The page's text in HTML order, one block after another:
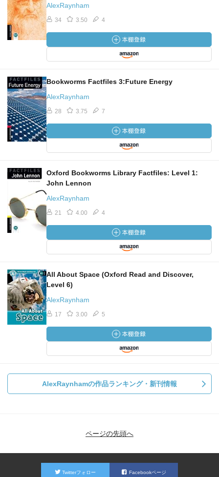
AlexRaynham
34 3.50 4
Bookworms Factfiles 3:Future Energy
AlexRaynham
28 3.75 7
Oxford Bookworms Library Factfiles: Level 1:
John Lennon
AlexRaynham
21 4.00 4
All About Space (Oxford Read and Discover,
Level 6)
AlexRaynham
17 3.00 5
AlexRaynhamの作品ランキング・新刊情報
ページの先頭へ
Twitterフォロー Facebookページ